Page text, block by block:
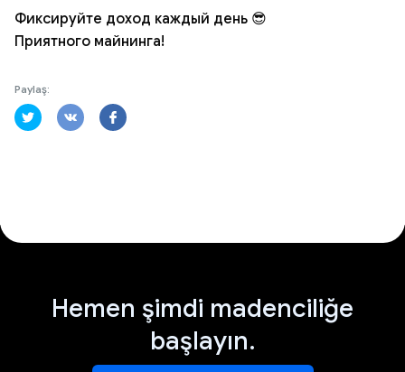
Фиксируйте доход каждый день 😎
Приятного майнинга!
Paylaş:
Hemen şimdi madenciliğe
başlayın.